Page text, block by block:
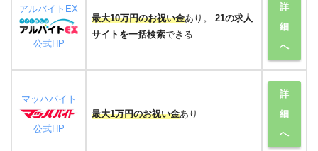
アルバイトEX
公式HP
最大10万円のお祝い金あり。 21の求人
サイトを一括検索できる
詳
細
へ
マッハバイト
公式HP
最大1万円のお祝い金あり
詳
細
へ